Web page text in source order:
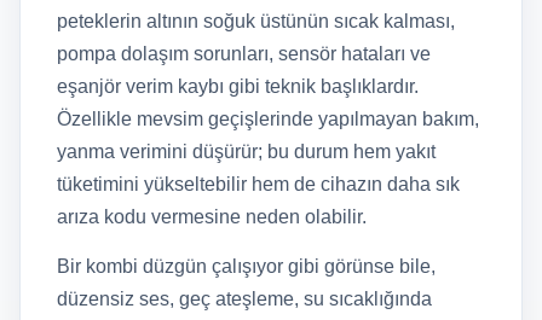
peteklerin altının soğuk üstünün sıcak kalması,
pompa dolaşım sorunları, sensör hataları ve
eşanjör verim kaybı gibi teknik başlıklardır.
Özellikle mevsim geçişlerinde yapılmayan bakım,
yanma verimini düşürür; bu durum hem yakıt
tüketimini yükseltebilir hem de cihazın daha sık
arıza kodu vermesine neden olabilir.
Bir kombi düzgün çalışıyor gibi görünse bile,
düzensiz ses, geç ateşleme, su sıcaklığında